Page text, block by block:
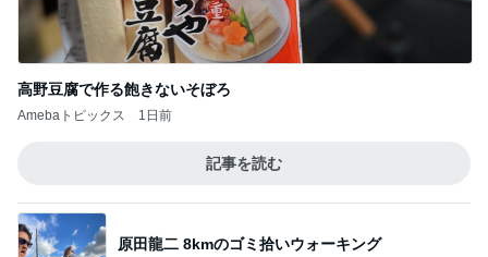
高野豆腐で作る飽きないそぼろ
Amebaトピックス 1日前
記事を読む
原田龍二 8kmのゴミ拾いウォーキング